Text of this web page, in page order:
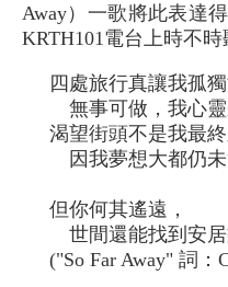
Away）一歌將此表達
KRTH101電台上時不時
四處旅行真讓我孤獨
無事可做，我心靈
渴望街頭不是我最終
因我夢想大都仍未
但你何其遙遠，
世間還能找到安居
("So Far Away" 詞：